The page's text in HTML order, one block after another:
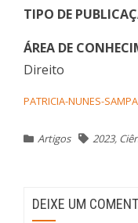
TIPO DE
ÁREA DE
Direito
PATRICIA-NUNES-
Artigos 2023,
DEIXE UM